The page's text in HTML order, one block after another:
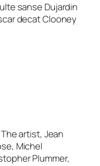
sanse Dujardin
decat Clooney
artist, Jean
Michel
Plummer,